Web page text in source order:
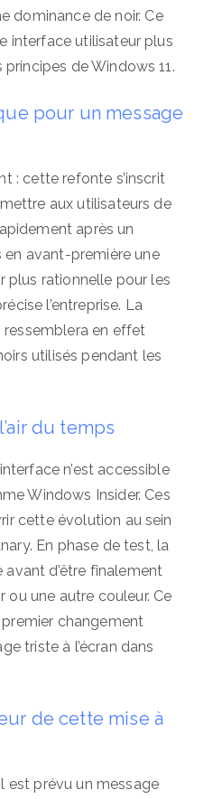
dominance de noir. Ce
interface utilisateur plus
de Windows 11.
pour un message
: cette refonte s’inscrit
aux utilisateurs de
après un
en avant-première une
plus rationnelle pour les
l’entreprise. La
ressemblera en effet
utilisés pendant les
du temps
n’est accessible
Windows Insider. Ces
cette évolution au sein
En phase de test, la
d’être finalement
ou une autre couleur. Ce
changement
triste à l’écran dans
de cette mise à
est prévu un message